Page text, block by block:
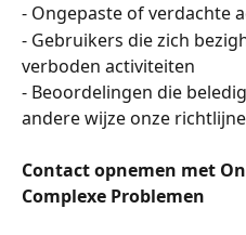
- Ongepaste of verdachte
- Gebruikers die zich
verboden activiteiten
- Beoordelingen die
andere wijze onze
Contact opnemen met
Complexe Problemen